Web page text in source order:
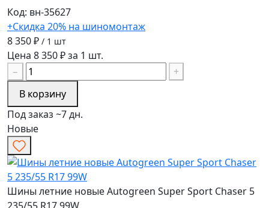
Код: вн-35627
+Скидка 20% на шиномонтаж
8 350 ₽ / 1 шт
Цена 8 350 ₽ за 1 шт.
−
+
В корзину
Под заказ ~7 дн.
Новые
Шины летние новые Autogreen Super Sport Chaser 5